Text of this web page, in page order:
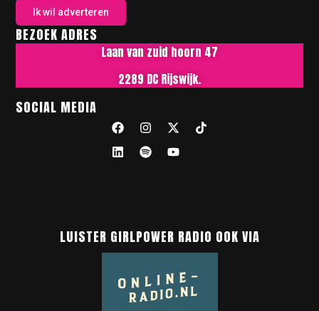
Ik wil adverteren
BEZOEK ADRES
Laan van zuid hoorn 47
2289 DC Rijswijk.
SOCIAL MEDIA
LUISTER GIRLPOWER RADIO OOK VIA